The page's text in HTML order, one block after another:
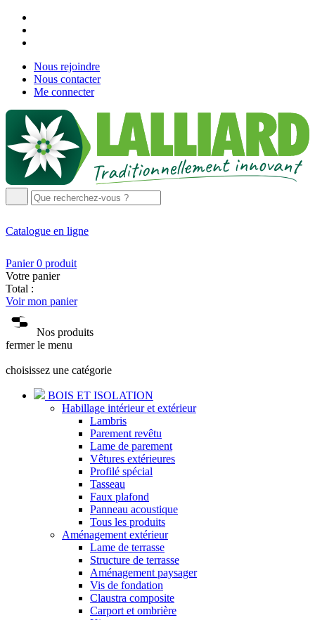
Nous rejoindre
Nous contacter
Me connecter
Catalogue en ligne
Panier 0 produit
Votre panier
Total :
Voir mon panier
Nos produits
fermer le menu
choisissez une catégorie
BOIS ET ISOLATION
Habillage intérieur et extérieur
Lambris
Parement revêtu
Lame de parement
Vêtures extérieures
Profilé spécial
Tasseau
Faux plafond
Panneau acoustique
Tous les produits
Aménagement extérieur
Lame de terrasse
Structure de terrasse
Aménagement paysager
Vis de fondation
Claustra composite
Carport et ombrière